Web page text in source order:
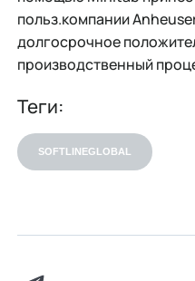
польз.компании
долгосрочное
производственный
Теги:
SOFTLINEGLOBAL